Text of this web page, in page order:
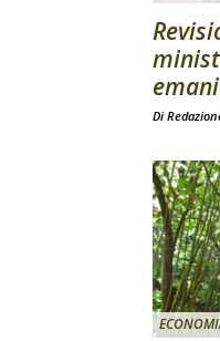
Di